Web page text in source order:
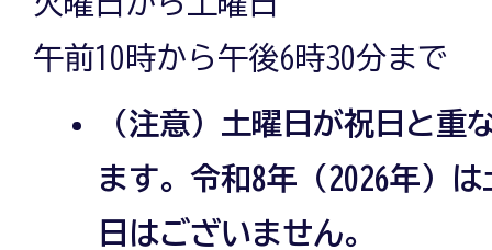
午前10時から午後6時30分まで
（注意）土曜日が祝日と重
ます。令和8年（2026年）
日はございません。